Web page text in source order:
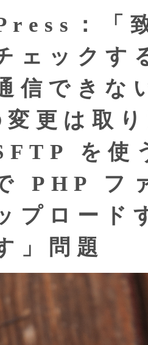
：「
ェックす
信できな
更は取り
を使
PHP フ
プロード
」問題